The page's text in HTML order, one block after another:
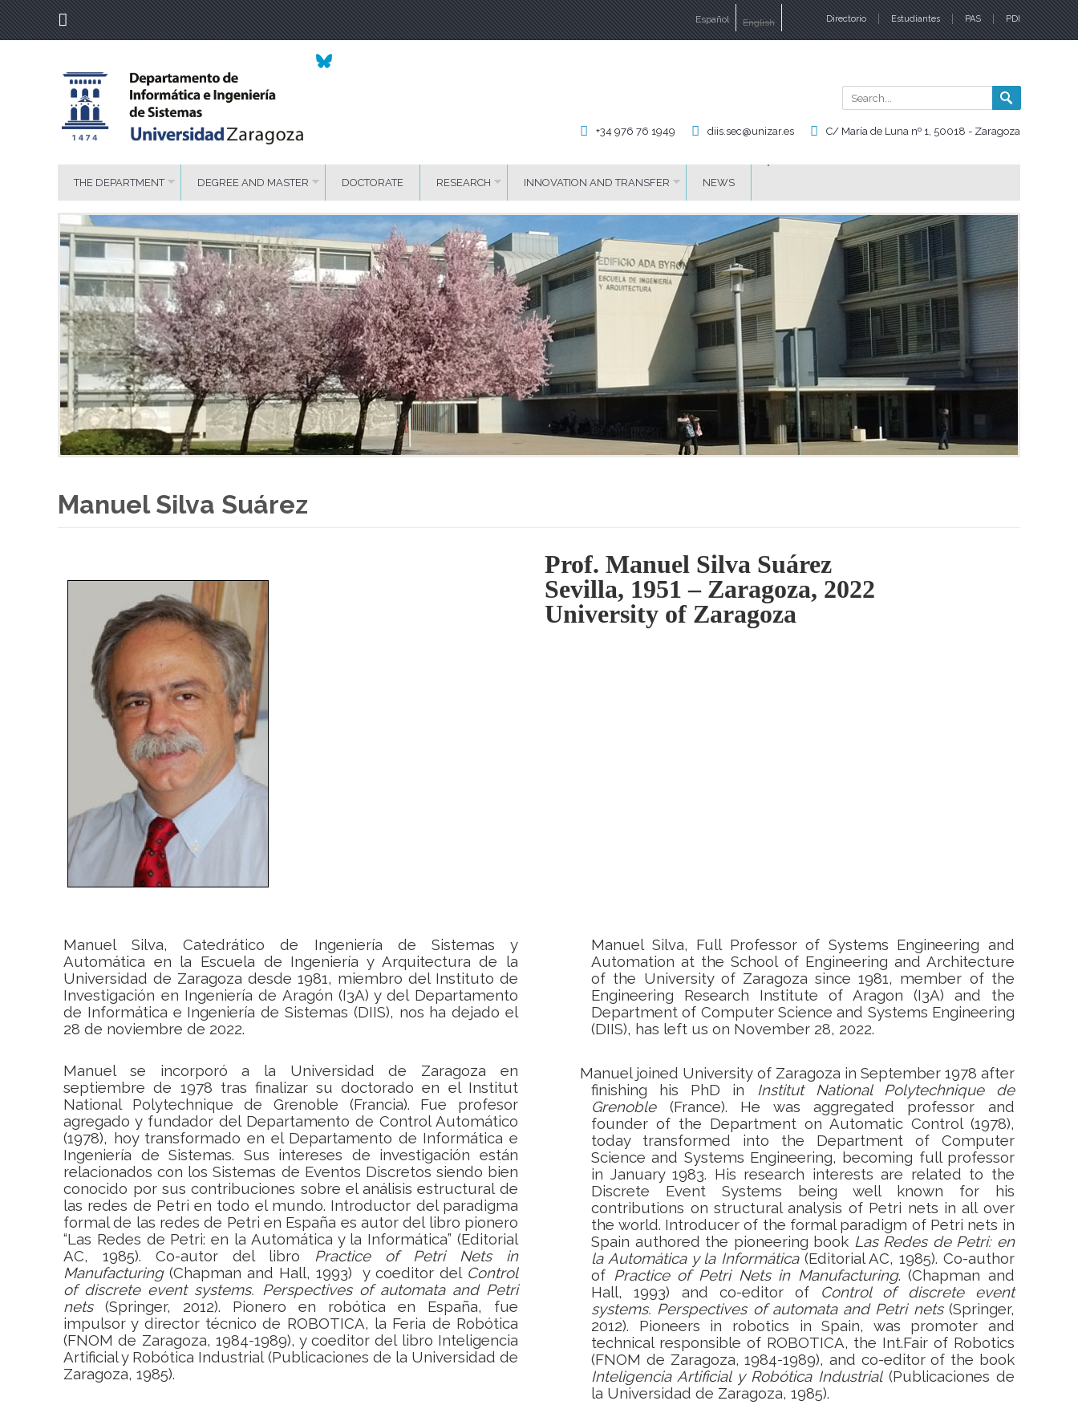
Directorio Estudiantes PAS PDI
Languages
Español English
Search
C/ María de Luna nº 1, 50018 - Zaragoza
diis.sec@unizar.es
+34 976 76 1949
THE DEPARTMENT DEGREE AND MASTER DOCTORATE RESEARCH INNOVATION AND TRANSFER NEWS
Manuel Silva Suárez
Prof. Manuel Silva Suárez
Sevilla, 1951 – Zaragoza, 2022
University of Zaragoza
Manuel Silva, Catedrático de Ingeniería de Sistemas y
Automática en la Escuela de Ingeniería y Arquitectura de la
Universidad de Zaragoza desde 1981, miembro del Instituto de
Investigación en Ingeniería de Aragón (I3A) y del Departamento
de Informática e Ingeniería de Sistemas (DIIS), nos ha dejado el
28 de noviembre de 2022.
Manuel se incorporó a la Universidad de Zaragoza en
septiembre de 1978 tras finalizar su doctorado en el Institut
National Polytechnique de Grenoble (Francia). Fue profesor
agregado y fundador del Departamento de Control Automático
(1978), hoy transformado en el Departamento de Informática e
Ingeniería de Sistemas. Sus intereses de investigación están
relacionados con los Sistemas de Eventos Discretos siendo bien
conocido por sus contribuciones sobre el análisis estructural de
las redes de Petri en todo el mundo. Introductor del paradigma
formal de las redes de Petri en España es autor del libro pionero
“Las Redes de Petri: en la Automática y la Informática” (Editorial
AC, 1985).Co-autor del libro Practice of Petri Nets in
Manufacturing(Chapman and Hall, 1993) y coeditor del Control
of discrete event systems. Perspectives of automata and Petri
nets(Springer, 2012). Pionero en robótica en España, fue
impulsor y director técnico de ROBOTICA, la Feria de Robótica
(FNOM de Zaragoza, 1984-1989), y coeditor del libro Inteligencia
Artificial y Robótica Industrial (Publicaciones de la Universidad de
Zaragoza, 1985).
Manuel Silva, Full Professor of Systems Engineering and
Automation at the School of Engineering and Architecture
of the University of Zaragoza since 1981, member of the
Engineering Research Institute of Aragon (I3A) and the
Department of Computer Science and Systems Engineering
(DIIS), has left us on November 28, 2022.
Manuel joined University of Zaragoza in September 1978 after
finishing his PhD in
Institut National Polytechnique de
Grenoble(France). He was aggregated professor and
founder of the Department on Automatic Control (1978),
today transformed into the Department of Computer
Science and Systems Engineering, becoming full professor
in January 1983. His research interests are related to the
Discrete Event Systems being well known for his
contributions on structural analysis of Petri nets in all over
the world. Introducer of the formal paradigm of Petri nets in
Spain authored the pioneering book Las Redes de Petri: en
la Automática y la Informática(Editorial AC, 1985). Co-author
of Practice of Petri Nets in Manufacturing. (Chapman and
Hall, 1993) and co-editor of Control of discrete event
systems. Perspectives of automata and Petri nets(Springer,
2012). Pioneers in robotics in Spain, was promoter and
technical responsible of ROBOTICA, the Int.Fair of Robotics
(FNOM de Zaragoza, 1984-1989), and co-editor of the book
Inteligencia Artificial y Robótica Industrial (Publicaciones de
la Universidad de Zaragoza, 1985).